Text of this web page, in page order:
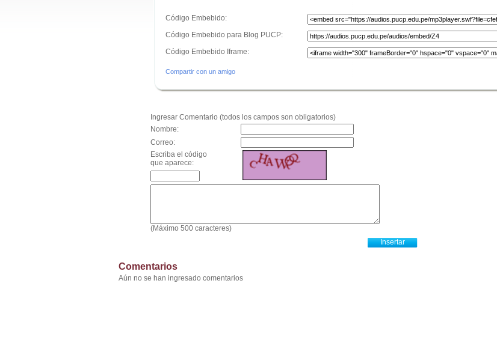
Código Embebido:
Código Embebido para Blog PUCP:
Código Embebido Iframe:
Compartir con un amigo
Ingresar Comentario (todos los campos son obligatorios)
Nombre:
Correo:
Escriba el código
que aparece:
(Máximo 500 caracteres)
Comentarios
Aún no se han ingresado comentarios